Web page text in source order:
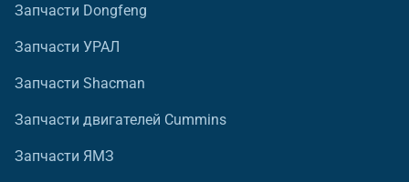
Запчасти Dongfeng
Запчасти УРАЛ
Запчасти Shacman
Запчасти двигателей Cummins
Запчасти ЯМЗ